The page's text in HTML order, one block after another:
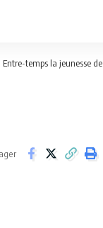
l’Udps ne veut pas lâcher prise.